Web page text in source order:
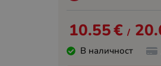
10.55€ /
В наличност